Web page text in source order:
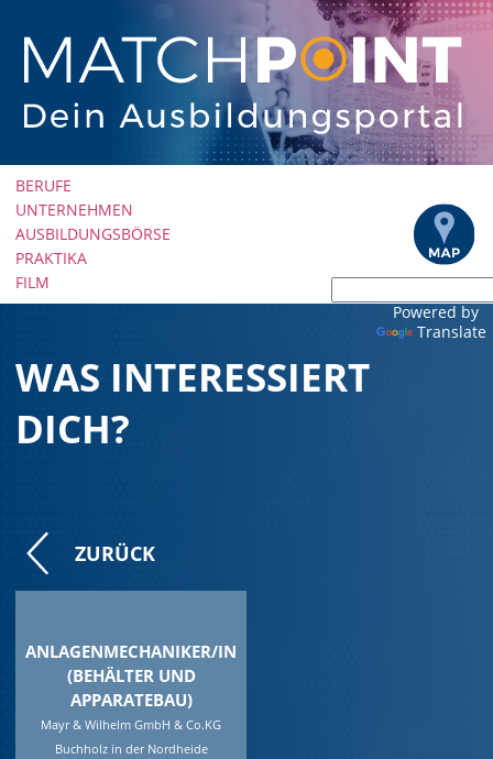
überspringen
BERUFE
UNTERNEHMEN
AUSBILDUNGSBÖRSE
PRAKTIKA
FILM
Powered by
Translate
WAS INTERESSIERT
DICH?
ZURÜCK
ANLAGENMECHANIKER/IN
(BEHÄLTER UND
APPARATEBAU)
Mayr & Wilhelm GmbH & Co.KG
Buchholz in der Nordheide